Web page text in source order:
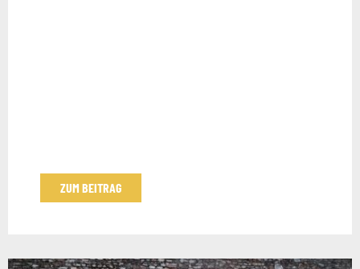
ZUM BEITRAG